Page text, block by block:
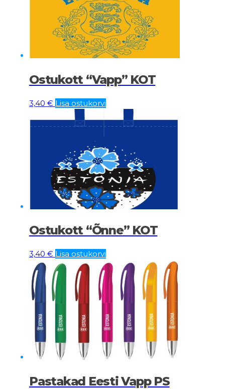
Ostukott “Vapp” KOT
3,40 € Lisa ostukorvi
Ostukott “Õnne” KOT
3,40 € Lisa ostukorvi
Pastakad Eesti Vapp PS